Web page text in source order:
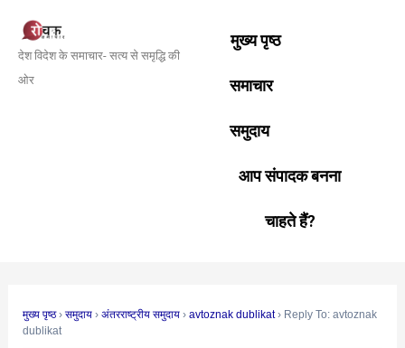
content
देश विदेश के समाचार- सत्य से समृद्धि की
ओर
मुख्य पृष्ठ
समाचार
समुदाय
आप संपादक बनना
चाहते हैं?
मुख्य पृष्ठ › समुदाय › अंतरराष्ट्रीय समुदाय › avtoznak dublikat › Reply To: avtoznak
dublikat
navigation